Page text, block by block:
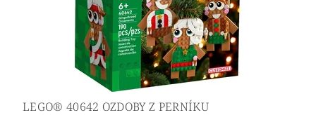
LEGO® 40642 OZDOBY Z PERNÍKU